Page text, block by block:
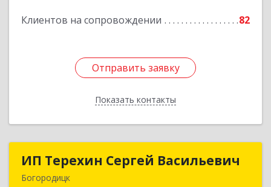
Клиентов на сопровождении 82
Отправить заявку
Показать контакты
Подробнее
Отправить заявку
Назад
ИП Терехин Сергей Васильевич
Богородицк
ИП Терехин Сергей Васильевич